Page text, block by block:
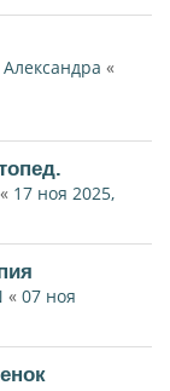
«
« 17 ноя 2025,
« 07 ноя